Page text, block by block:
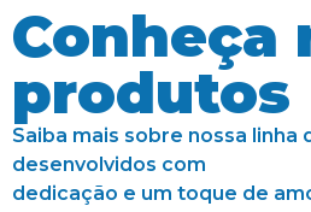
Conheça
produtos
Saiba mais sobre nossa linha
desenvolvidos com
dedicação e um toque de